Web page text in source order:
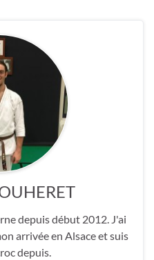
depuis début 2012. J'ai
arrivée en Alsace et suis
depuis.